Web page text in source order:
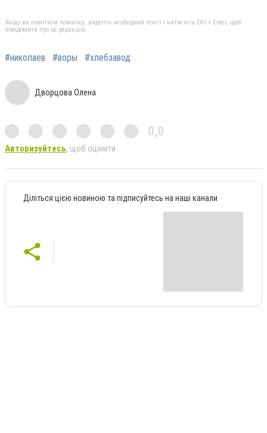
Якщо ви помітили помилку, виділіть необхідний текст і натисніть Ctrl + Enter, щоб
повідомити про це редакцію
#николаев #воры #хлебзавод
Дворцова Олена
0,0
Авторизуйтесь, щоб оцінити
Діліться цією новиною та підписуйтесь на наші канали